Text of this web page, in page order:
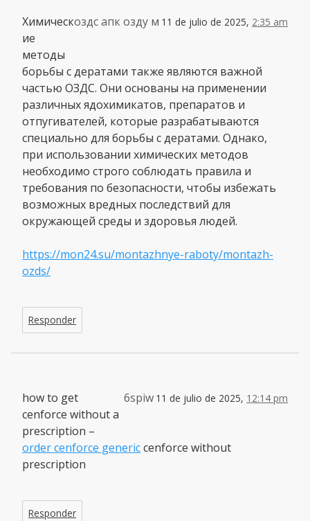
оздс апк озду м 11 de julio de 2025, 2:35 am
Химическ
ие
методы
борьбы с дератами также являются важной
частью ОЗДС. Они основаны на применении
различных ядохимикатов, препаратов и
отпугивателей, которые разрабатываются
специально для борьбы с дератами. Однако,
при использовании химических методов
необходимо строго соблюдать правила и
требования по безопасности, чтобы избежать
возможных вредных последствий для
окружающей среды и здоровья людей.
https://mon24.su/montazhnye-raboty/montazh-
ozds/
Responder
6spiw 11 de julio de 2025, 12:14 pm
how to get
cenforce without a
prescription –
order cenforce genericcenforce without
prescription
Responder